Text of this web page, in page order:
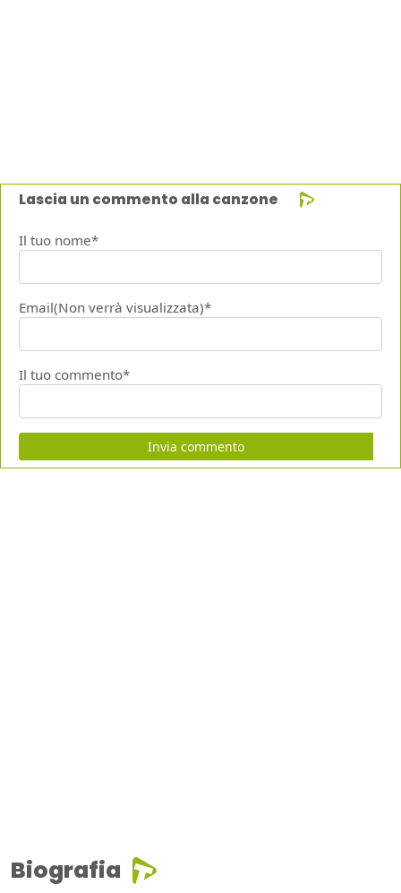
Lascia un commento alla canzone
Il tuo nome*
Email(Non verrà visualizzata)*
Il tuo commento*
Invia commento
Biografia